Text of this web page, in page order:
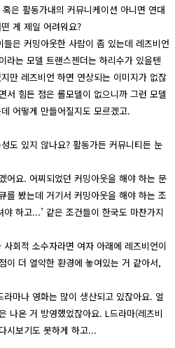
은 활동가내의 커뮤니케이션 아니면 연대
게 제일 어려워요?
은 커밍아웃한 사람이 좀 있는데 레즈비언
라는 모델 트랜스젠더는 하리수가 있을텐
만 레즈비언 하면 연상되는 이미지가 없잖
서 힘든 점은 롤모델이 없으니까 그런 모델
어떻게 만들어질지도 모르겠고.
도 있지 않나요? 활동가든 커뮤니티든 눈
어요. 어찌되었던 커밍아웃을 해야 하는 문
를 봤는데 거기서 커밍아웃을 해야 하는 조
하고...’ 같은 조건들이 한국도 마찬가지
회적 소수자라면 여자 아래에 레즈비언이
이 더 열악한 환경에 놓여있는 거 같아서,
마나 영화는 많이 생산되고 있잖아요. 얼
나온 거 방영했었잖아요. L드라마(레즈비
시보기도 못하게 하고...